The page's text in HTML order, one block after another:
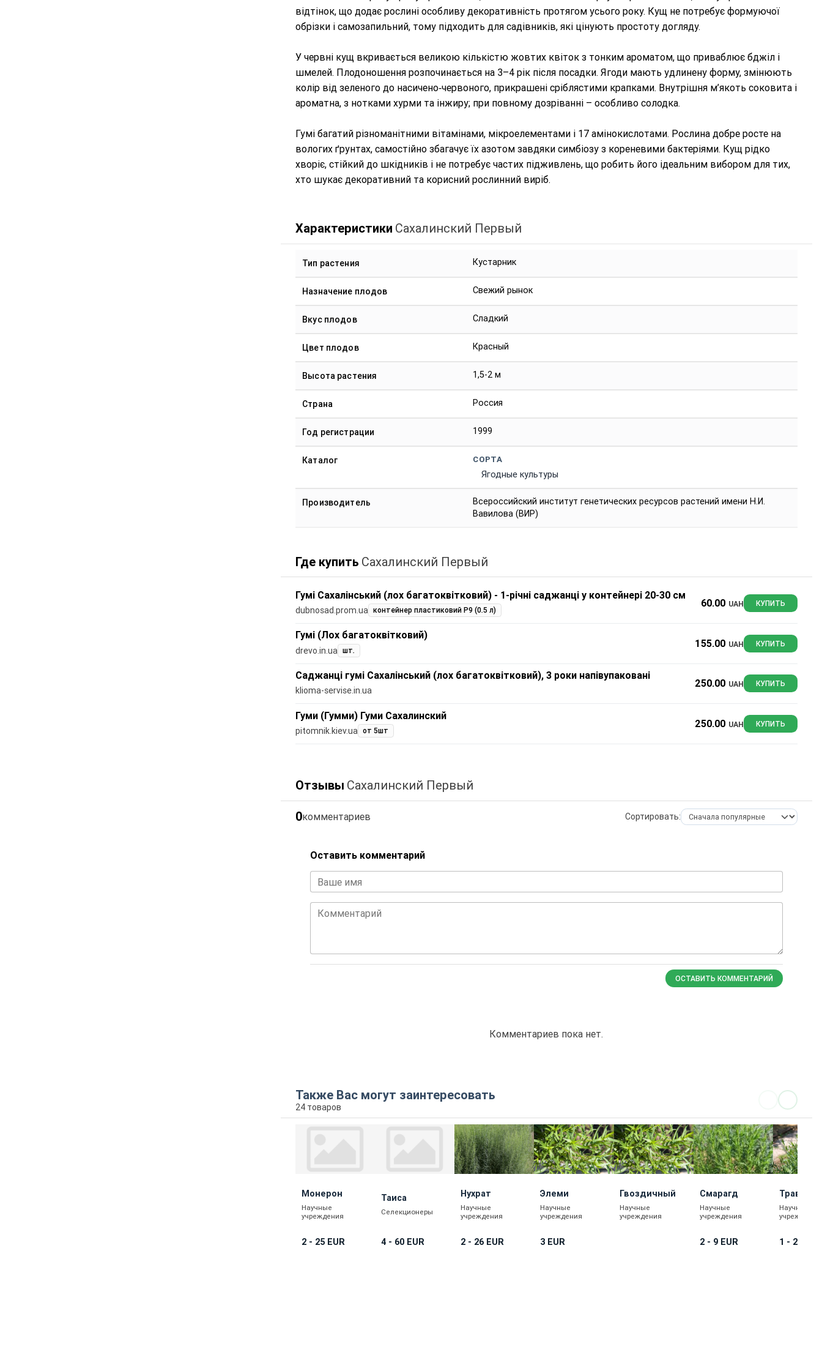
відтінок, що додає рослині особливу декоративність протягом усього року. Кущ не потребує формуючої
обрізки і самозапильний, тому підходить для садівників, які цінують простоту догляду.
У червні кущ вкривається великою кількістю жовтих квіток з тонким ароматом, що приваблює бджіл і
шмелей. Плодоношення розпочинається на 3–4 рік після посадки. Ягоди мають удлинену форму, змінюють
колір від зеленого до насичено‑червоного, прикрашені сріблястими крапками. Внутрішня м’якоть соковита і
ароматна, з нотками хурми та інжиру; при повному дозріванні – особливо солодка.
Гумі багатий різноманітними вітамінами, мікроелементами і 17 амінокислотами. Рослина добре росте на
вологих ґрунтах, самостійно збагачує їх азотом завдяки симбіозу з кореневими бактеріями. Кущ рідко
хворіє, стійкий до шкідників і не потребує частих підживлень, що робить його ідеальним вибором для тих,
хто шукає декоративний та корисний рослинний виріб.
Характеристики Сахалинский Первый
Тип растения Кустарник
Назначение плодов Свежий рынок
Вкус плодов Сладкий
Цвет плодов Красный
Высота растения 1,5-2 м
Страна Россия
Год регистрации 1999
Каталог СОРТА
Ягодные культуры
Производитель
Всероссийский институт генетических ресурсов растений имени Н.И.
Вавилова (ВИР)
Где купить Сахалинский Первый
Гумі Сахалінський (лох багатоквітковий) - 1-річні саджанці у контейнері 20-30 см
dubnosad.prom.ua контейнер пластиковий Р9 (0.5 л)
60.00 UAH КУПИТЬ
Гумі (Лох багатоквітковий)
drevo.in.ua шт.
155.00 UAH КУПИТЬ
Саджанці гумі Сахалінський (лох багатоквітковий), 3 роки напівупаковані
klioma-servise.in.ua
250.00 UAH КУПИТЬ
Гуми (Гумми) Гуми Сахалинский
pitomnik.kiev.ua от 5шт
250.00 UAH КУПИТЬ
Отзывы Сахалинский Первый
0комментариев Сортировать:
Оставить комментарий
Ваше имя
Комментарий
ОСТАВИТЬ КОММЕНТАРИЙ
Комментариев пока нет.
Также Вас могут заинтересовать
24 товаров
Монерон
Научные
учреждения
2 - 25 EUR
Таиса
Селекционеры
4 - 60 EUR
Нухрат
Научные
учреждения
2 - 26 EUR
Элеми
Научные
учреждения
3 EUR
Гвоздичный
Научные
учреждения
Смарагд
Научные
учреждения
2 - 9 EUR
Научные
учреждения
1 - 26 EUR